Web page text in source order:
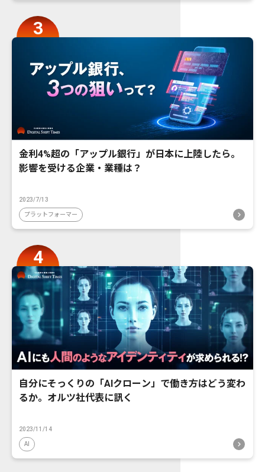
金利4%超の「アップル銀行」が日本に上陸したら。
影響を受ける企業・業種は？
2023/7/13
プラットフォーマー
自分にそっくりの「AIクローン」で働き方はどう変わ
るか。オルツ社代表に訊く
2023/11/14
AI